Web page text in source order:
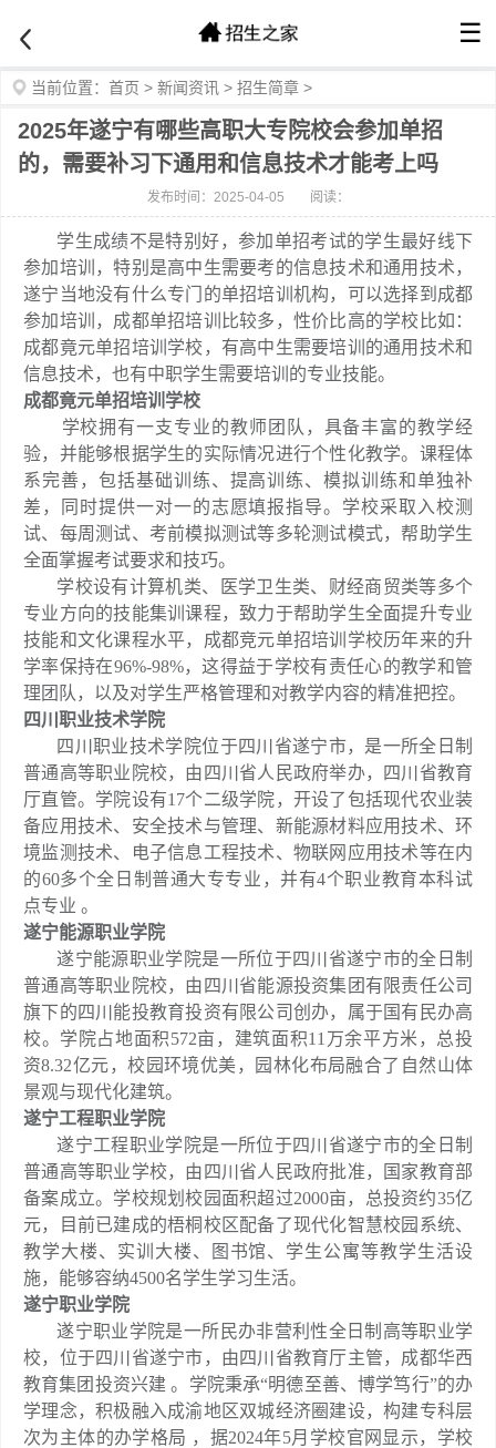
☰
当前位置： 首页 > 新闻资讯 > 招生简章 >
2025年遂宁有哪些高职大专院校会参加单招
的，需要补习下通用和信息技术才能考上吗
发布时间：2025-04-05 阅读：
学生成绩不是特别好，参加单招考试的学生最好线下
参加培训，特别是高中生需要考的信息技术和通用技术，
遂宁当地没有什么专门的单招培训机构，可以选择到成都
参加培训，成都单招培训比较多，性价比高的学校比如：
成都竟元单招培训学校，有高中生需要培训的通用技术和
信息技术，也有中职学生需要培训的专业技能。
成都竟元单招培训学校
学校拥有一支专业的教师团队，具备丰富的教学经
验，并能够根据学生的实际情况进行个性化教学。课程体
系完善，包括基础训练、提高训练、模拟训练和单独补
差，同时提供一对一的志愿填报指导。学校采取入校测
试、每周测试、考前模拟测试等多轮测试模式，帮助学生
全面掌握考试要求和技巧。
学校设有计算机类、医学卫生类、财经商贸类等多个
专业方向的技能集训课程，致力于帮助学生全面提升专业
技能和文化课程水平，成都竞元单招培训学校历年来的升
学率保持在96%-98%，这得益于学校有责任心的教学和管
理团队，以及对学生严格管理和对教学内容的精准把控。
四川职业技术学院
四川职业技术学院位于四川省遂宁市，是一所全日制
普通高等职业院校，由四川省人民政府举办，四川省教育
厅直管。学院设有17个二级学院，开设了包括现代农业装
备应用技术、安全技术与管理、新能源材料应用技术、环
境监测技术、电子信息工程技术、物联网应用技术等在内
的60多个全日制普通大专专业，并有4个职业教育本科试
点专业 。
遂宁能源职业学院
遂宁能源职业学院是一所位于四川省遂宁市的全日制
普通高等职业院校，由四川省能源投资集团有限责任公司
旗下的四川能投教育投资有限公司创办，属于国有民办高
校。学院占地面积572亩，建筑面积11万余平方米，总投
资8.32亿元，校园环境优美，园林化布局融合了自然山体
景观与现代化建筑。
遂宁工程职业学院
遂宁工程职业学院是一所位于四川省遂宁市的全日制
普通高等职业学校，由四川省人民政府批准，国家教育部
备案成立。学校规划校园面积超过2000亩，总投资约35亿
元，目前已建成的梧桐校区配备了现代化智慧校园系统、
教学大楼、实训大楼、图书馆、学生公寓等教学生活设
施，能够容纳4500名学生学习生活。
遂宁职业学院
遂宁职业学院是一所民办非营利性全日制高等职业学
校，位于四川省遂宁市，由四川省教育厅主管，成都华西
教育集团投资兴建 。学院秉承“明德至善、博学笃行”的办
学理念，积极融入成渝地区双城经济圈建设，构建专科层
次为主体的办学格局 ，据2024年5月学校官网显示，学校